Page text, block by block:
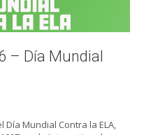
– Día Mundial
Día Mundial Contra la ELA,